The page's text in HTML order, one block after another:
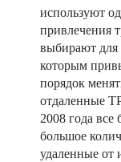
используют
привлечения
выбирают для
которым
порядок
отдаленные
2008 года
большое
удаленные от